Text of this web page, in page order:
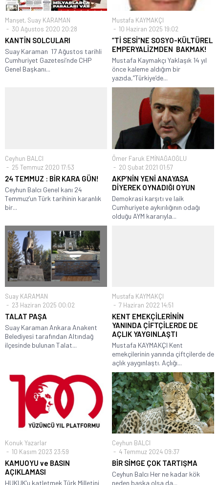
Manşet, Suay KARAMAN
30 Ağustos 2020 20:28
KANTİN SOLCULARI
Suay Karaman 17 Ağustos tarihli
Cumhuriyet Gazetesi’nde CHP
Genel Başkanı...
Mustafa KAYMAKÇI
10 Haziran 2025 19:02
“Tİ SESİ”NE SOSYO-KÜLTÜREL
EMPERYALİZMDEN BAKMAK!
Mustafa Kaymakçı Yaklaşık 14 yıl
önce kaleme aldığım bir
yazıda,”Türkiye’de...
Ceyhun BALCI
25 Temmuz 2020 17:53
24 TEMMUZ : BİR KARA GÜN!
Ceyhun Balcı Genel kanı 24
Temmuz’un Türk tarihinin karanlık
bir...
Ömer Faruk EMİNAĞAOĞLU
20 Şubat 2021 01:57
AKP’NİN YENİ ANAYASA
DİYEREK OYNADIĞI OYUN
Demokrasi karşıtı ve laik
Cumhuriyete aykırılığının odağı
olduğu AYM kararıyla...
Suay KARAMAN
23 Haziran 2025 00:02
TALAT PAŞA
Suay Karaman Ankara Anakent
Belediyesi tarafından Altındağ
ilçesinde bulunan Talat...
Mustafa KAYMAKÇI
7 Haziran 2022 14:51
KENT EMEKÇİLERİNİN
YANINDA ÇİFTÇİLERDE DE
AÇLIK YAYGINLAŞTI
Mustafa KAYMAKÇI Kent
emekçilerinin yanında çiftçilerde de
açlık yaygınlaştı. Açlığı...
Konuk Yazarlar
10 Kasım 2023 23:59
KAMUOYU ve BASIN
AÇIKLAMASI
HUKUK’u katletmek Türk Milletini
Ceyhun BALCI
4 Temmuz 2024 09:37
BİR SİMGE ÇOK TARTIŞMA
Ceyhun Balcı Her ne kadar kök
neden başka olsa da...